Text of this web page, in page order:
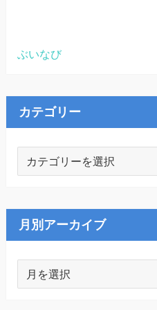
ぶいなび
カテゴリー
リ
ー
月別アーカイブ